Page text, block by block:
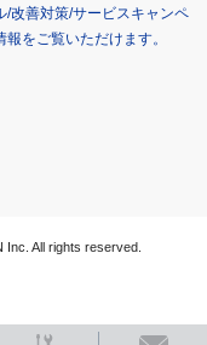
/改善対策/サービスキャンペ
報をご覧いただけます。
Inc. All rights reserved.